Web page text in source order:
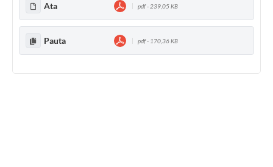
Ata pdf - 239,05 KB
Pauta pdf - 170,36 KB